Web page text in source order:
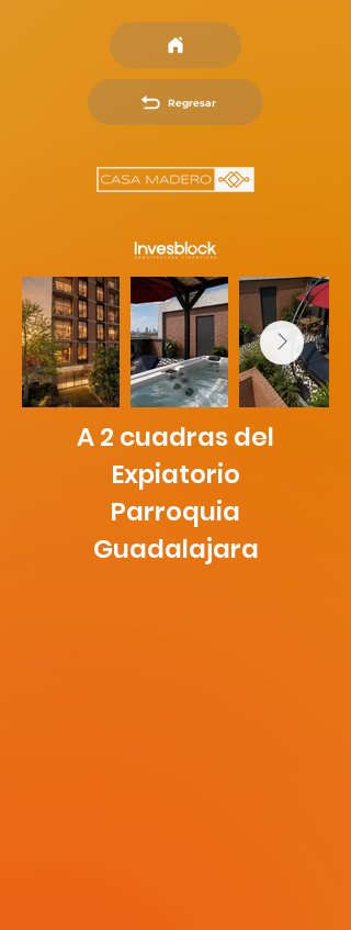
Regresar
A 2 cuadras del
Expiatorio
Parroquia
Guadalajara